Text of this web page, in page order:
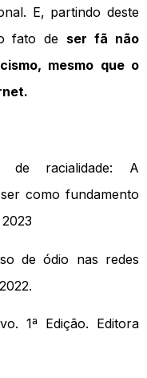
E, partindo deste
fato de ser fã não
mesmo que o
de racialidade: A
como fundamento
de ódio nas redes
1ª Edição. Editora